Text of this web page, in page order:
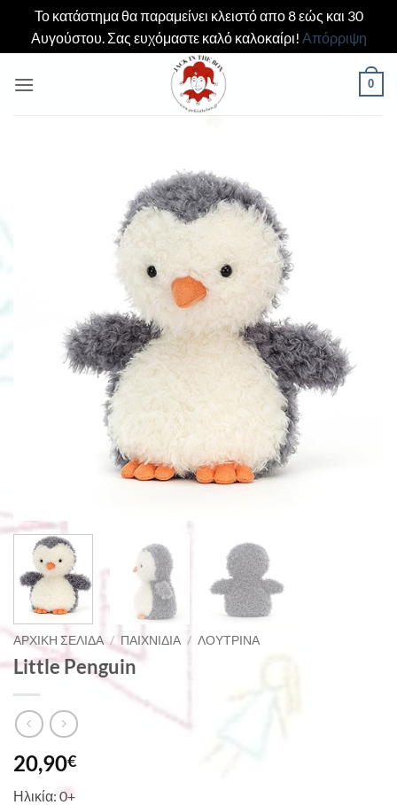
Το κατάστημα θα παραμείνει κλειστό απο 8 εώς και 30
Αυγούστου. Σας ευχόμαστε καλό καλοκαίρι! Απόρριψη
στο
0
ΑΡΧΙΚΉ ΣΕΛΊΔΑ / ΠΑΙΧΝΊΔΙΑ / ΛΟΎΤΡΙΝΑ
Little Penguin
20,90€
Ηλικία: 0+